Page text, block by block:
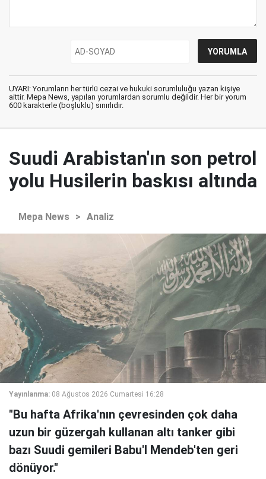
UYARI: Yorumların her türlü cezai ve hukuki sorumluluğu yazan kişiye
aittir. Mepa News, yapılan yorumlardan sorumlu değildir. Her bir yorum
600 karakterle (boşluklu) sınırlıdır.
Suudi Arabistan'ın son petrol
yolu Husilerin baskısı altında
Mepa News > Analiz
Yayınlanma: 08 Ağustos 2026 Cumartesi 16:28
"Bu hafta Afrika'nın çevresinden çok daha
uzun bir güzergah kullanan altı tanker gibi
bazı Suudi gemileri Babu'l Mendeb'ten geri
dönüyor."